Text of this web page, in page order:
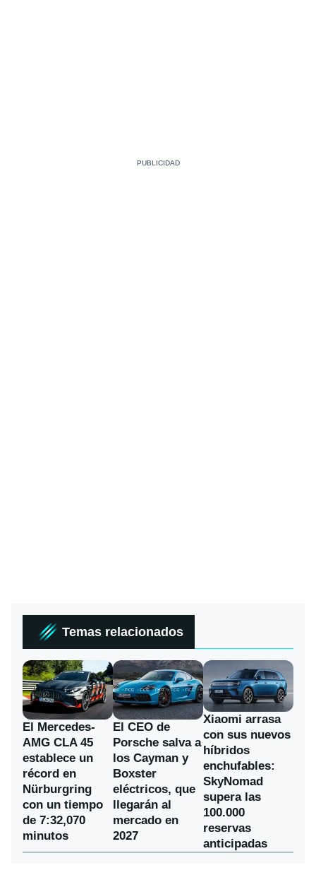
Temas relacionados
El Mercedes-
AMG CLA 45
establece un
récord en
Nürburgring
con un tiempo
de 7:32,070
minutos
El CEO de
Porsche salva a
los Cayman y
Boxster
eléctricos, que
llegarán al
mercado en
2027
Xiaomi arrasa
con sus nuevos
híbridos
enchufables:
SkyNomad
supera las
100.000
reservas
anticipadas